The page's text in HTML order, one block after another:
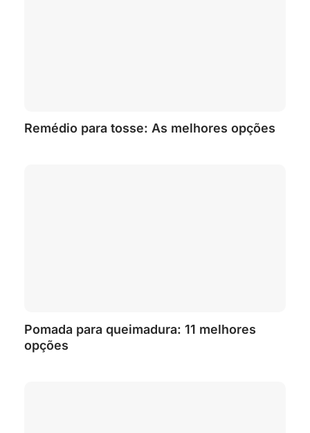
Remédio para tosse: As melhores opções
Pomada para queimadura: 11 melhores
opções